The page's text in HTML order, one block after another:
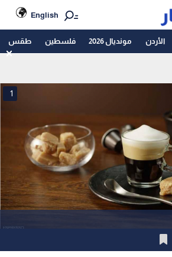
English
الأردن مونديال 2026 فلسطين طقس
1